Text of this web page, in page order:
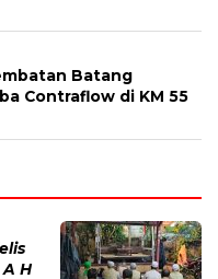
Batang
Contraflow di KM 55
H